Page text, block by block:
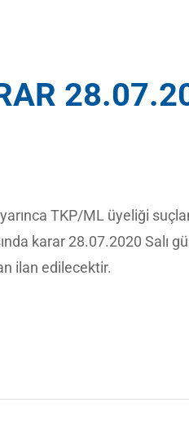
TKP/ML üyeliği
karar 28.07.2020 Salı
ilan edilecektir.